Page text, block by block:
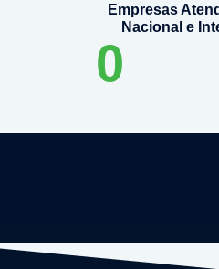
Empresas
Nacional e
0